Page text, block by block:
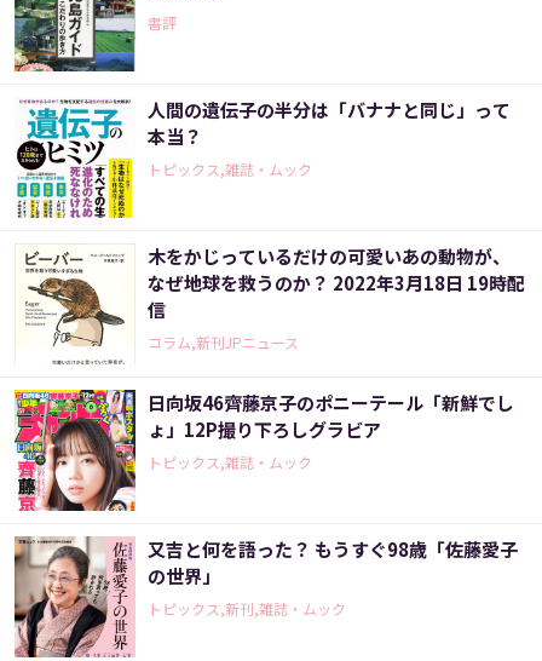
書評
人間の遺伝子の半分は「バナナと同じ」って
本当？
トピックス,雑誌・ムック
木をかじっているだけの可愛いあの動物が、
なぜ地球を救うのか？ 2022年3月18日 19時配
信
コラム,新刊JPニュース
日向坂46齊藤京子のポニーテール「新鮮でし
ょ」12P撮り下ろしグラビア
トピックス,雑誌・ムック
又吉と何を語った？ もうすぐ98歳「佐藤愛子
の世界」
トピックス,新刊,雑誌・ムック